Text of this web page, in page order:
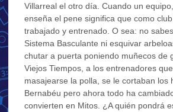
Villarreal el otro día. Cuando un
enseña el pene significa que como
trabajado y entrenado. O sea: no
Sistema Basculante ni esquivar
chutar a puerta poniendo muñecos de
Viejos Tiempos, a los entrenadores
masajearse la polla, se le cortaban los
Bernabéu pero ahora todo ha
convierten en Mitos. ¿A quién pondrá